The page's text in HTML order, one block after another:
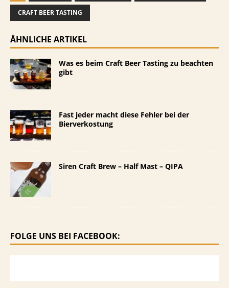
CRAFT BEER TASTING
ÄHNLICHE ARTIKEL
Was es beim Craft Beer Tasting zu beachten
gibt
Fast jeder macht diese Fehler bei der
Bierverkostung
Siren Craft Brew – Half Mast – QIPA
FOLGE UNS BEI FACEBOOK: